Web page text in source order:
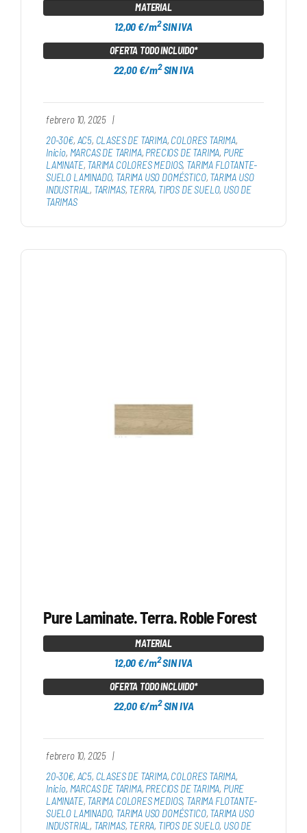
MATERIAL
12,00 €/m2SIN IVA
OFERTA TODO INCLUIDO*
22,00 €/m2SIN IVA
febrero 10, 2025 |
20-30€, AC5, CLASES DE TARIMA, COLORES TARIMA,
Inicio, MARCAS DE TARIMA, PRECIOS DE TARIMA, PURE
LAMINATE, TARIMA COLORES MEDIOS, TARIMA FLOTANTE-
SUELO LAMINADO, TARIMA USO DOMÉSTICO, TARIMA USO
INDUSTRIAL , TARIMAS, TERRA, TIPOS DE SUELO, USO DE
TARIMAS
Pure Laminate. Terra. Roble Forest
MATERIAL
12,00 €/m2SIN IVA
OFERTA TODO INCLUIDO*
22,00 €/m2SIN IVA
febrero 10, 2025 |
20-30€, AC5, CLASES DE TARIMA, COLORES TARIMA,
Inicio, MARCAS DE TARIMA, PRECIOS DE TARIMA, PURE
LAMINATE, TARIMA COLORES MEDIOS, TARIMA FLOTANTE-
SUELO LAMINADO, TARIMA USO DOMÉSTICO, TARIMA USO
INDUSTRIAL , TARIMAS, TERRA, TIPOS DE SUELO, USO DE